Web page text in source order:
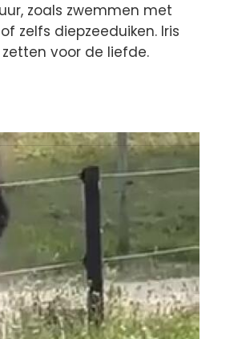
zoals zwemmen met
zelfs diepzeeduiken. Iris
voor de liefde.